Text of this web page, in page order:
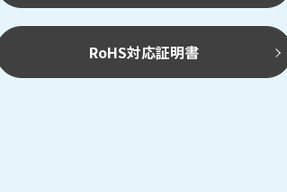
RoHS対応証明書